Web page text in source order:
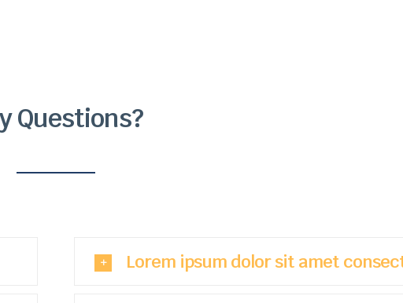
Questions?
Lorem ipsum dolor sit amet